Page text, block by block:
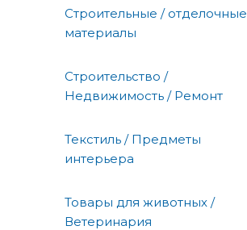
Строительные / отделочные
материалы
Строительство /
Недвижимость / Ремонт
Текстиль / Предметы
интерьера
Товары для животных /
Ветеринария